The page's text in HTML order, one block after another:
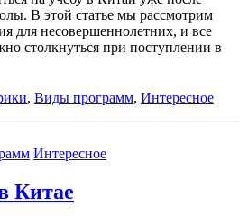
В этой статье мы рассмотрим
для несовершеннолетних, и все
столкнуться при поступлении в
, Виды программ, Интересное
Интересное
Китае